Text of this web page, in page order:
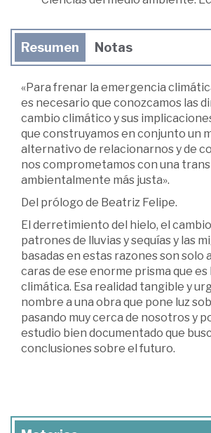
Resumen Notas
«Para frenar la emergencia
es necesario que conozcamos las
cambio climático y sus
que construyamos en conjunto un
alternativo de relacionarnos y de
nos comprometamos con una
ambientalmente más justa».
Del prólogo de Beatriz Felipe.
El derretimiento del hielo, el
patrones de lluvias y sequías y las
basadas en estas razones son solo
caras de ese enorme prisma que
climática. Esa realidad tangible y
nombre a una obra que pone luz
pasando muy cerca de nosotros y
estudio bien documentado que
conclusiones sobre el futuro.